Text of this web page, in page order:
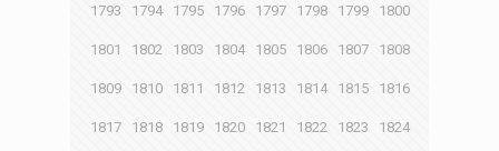
1793 1794 1795 1796 1797 1798 1799 1800
1801 1802 1803 1804 1805 1806 1807 1808
1809 1810 1811 1812 1813 1814 1815 1816
1817 1818 1819 1820 1821 1822 1823 1824